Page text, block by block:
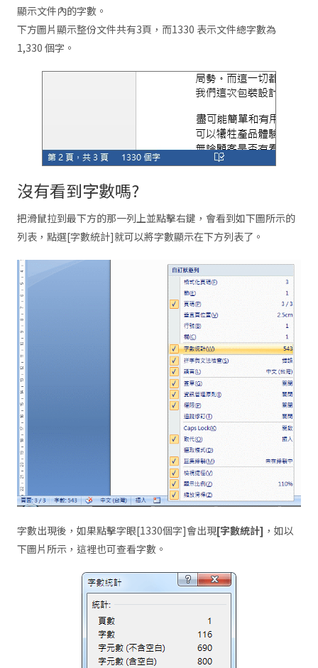
顯示文件內的字數。
下方圖片顯示整份文件共有3頁，而1330 表示文件總字數為
1,330 個字。
沒有看到字數嗎?
把滑鼠拉到最下方的那一列上並點擊右鍵，會看到如下圖所示的
列表，點選[字數統計]就可以將字數顯示在下方列表了。
字數出現後，如果點擊字眼[1330個字]會出現[字數統計] ，如以
下圖片所示，這裡也可查看字數。